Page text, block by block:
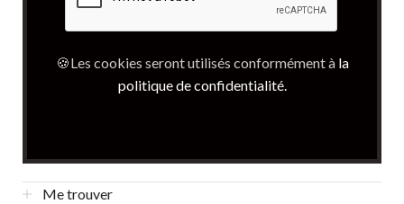
🍪Les cookies seront utilisés conformément à la
politique de confidentialité.
Me trouver